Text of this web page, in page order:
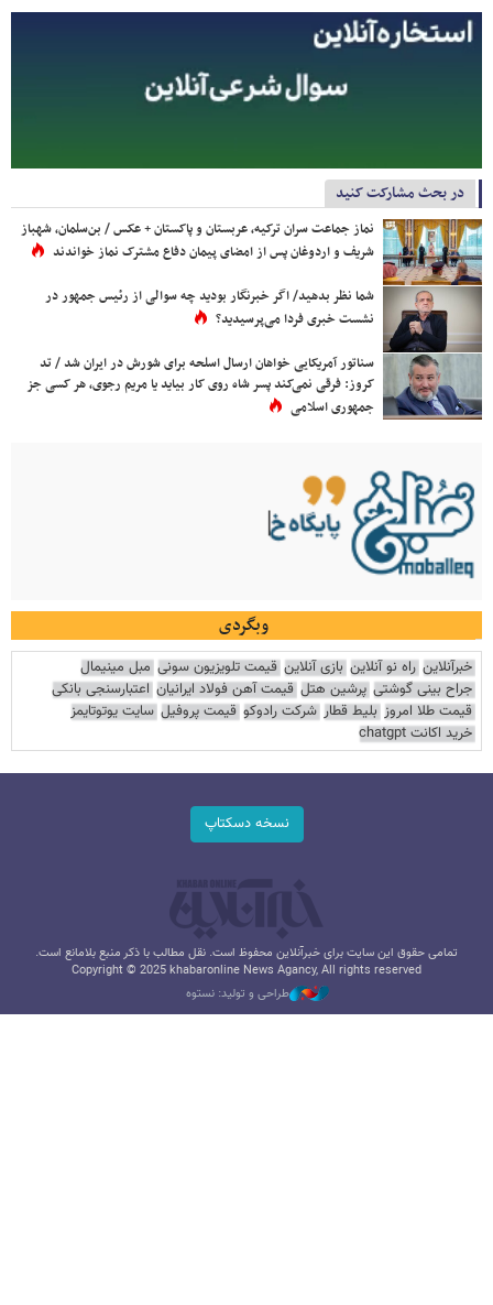
در بحث مشارکت کنید
نماز جماعت سران ترکیه، عربستان و پاکستان + عکس / بن‌سلمان، شهباز
شریف و اردوغان پس از امضای پیمان دفاع مشترک نماز خواندند
شما نظر بدهید/ اگر خبرنگار بودید چه سوالی از رئیس جمهور در
نشست خبری فردا می‌پرسیدید؟
سناتور آمریکایی خواهان ارسال اسلحه برای شورش در ایران شد / تد
کروز: فرقی نمی‌کند پسر شاه روی کار بیاید یا مریم رجوی، هر کسی جز
جمهوری اسلامی
وبگردی
خبرآنلاین راه نو آنلاین بازی آنلاین قیمت تلویزیون سونی مبل مینیمال
جراح بینی گوشتی پرشین هتل قیمت آهن فولاد ایرانیان اعتبارسنجی بانکی
قیمت طلا امروز بلیط قطار شرکت رادوکو قیمت پروفیل سایت یوتوتایمز
خرید اکانت chatgpt
نسخه دسکتاپ
تمامی حقوق این سایت برای خبرآنلاین محفوظ است. نقل مطالب با ذکر منبع بلامانع است.
Copyright © 2025 khabaronline News Agancy, All rights reserved
طراحی و تولید: نستوه